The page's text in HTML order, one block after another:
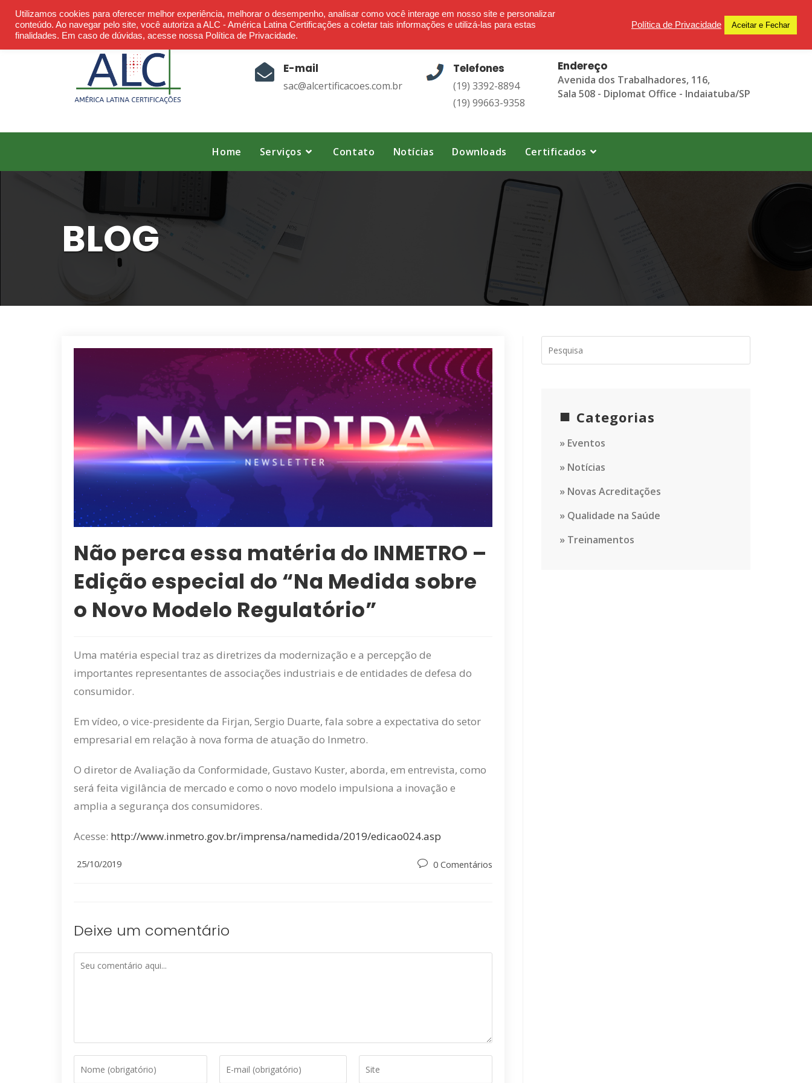
content
Ética - Confiança - Credibilidade - Transparência
E-mail
sac@alcertificacoes.com.br
Telefones
(19) 3392-8894
(19) 99663-9358
Endereço
Avenida dos Trabalhadores, 116,
Sala 508 - Diplomat Office - Indaiatuba/SP
Home Serviços Contato Notícias Downloads Certificados
BLOG
Não perca essa matéria do INMETRO –
Edição especial do “Na Medida sobre
o Novo Modelo Regulatório”
Uma matéria especial traz as diretrizes da modernização e a percepção de
importantes representantes de associações industriais e de entidades de defesa do
consumidor.
Em vídeo, o vice-presidente da Firjan, Sergio Duarte, fala sobre a expectativa do setor
empresarial em relação à nova forma de atuação do Inmetro.
O diretor de Avaliação da Conformidade, Gustavo Kuster, aborda, em entrevista, como
será feita vigilância de mercado e como o novo modelo impulsiona a inovação e
amplia a segurança dos consumidores.
Acesse: http://www.inmetro.gov.br/imprensa/namedida/2019/edicao024.asp
Post
25/10/2019
Post0 Comentários
Deixe um comentário
Categorias
Eventos
Notícias
Novas Acreditações
Qualidade na Saúde
Treinamentos
Utilizamos cookies para oferecer melhor experiência, melhorar o desempenho, analisar como você interage em nosso site e personalizar
conteúdo. Ao navegar pelo site, você autoriza a ALC - América Latina Certificações a coletar tais informações e utilizá-las para estas
finalidades. Em caso de dúvidas, acesse nossa Política de Privacidade.
Política de Privacidade Aceitar e Fechar